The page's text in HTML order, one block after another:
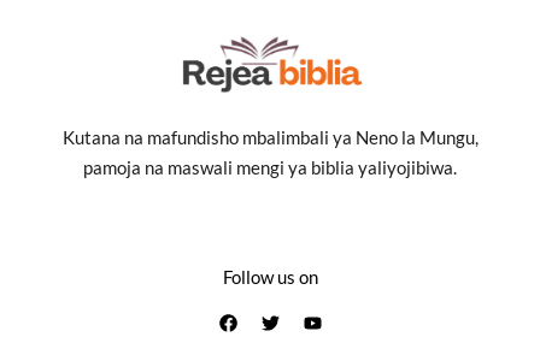
Kutana na mafundisho mbalimbali ya Neno la Mungu,
pamoja na maswali mengi ya biblia yaliyojibiwa.
Follow us on